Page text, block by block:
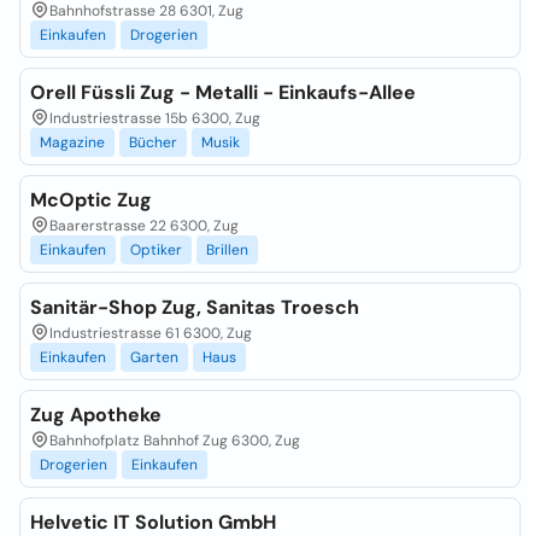
Bahnhofstrasse 28 6301, Zug
Einkaufen
Drogerien
Orell Füssli Zug - Metalli - Einkaufs-Allee
Industriestrasse 15b 6300, Zug
Magazine
Bücher Musik
McOptic Zug
Baarerstrasse 22 6300, Zug
Einkaufen
Optiker Brillen
Sanitär-Shop Zug, Sanitas Troesch
Industriestrasse 61 6300, Zug
Einkaufen
Garten Haus
Zug Apotheke
Bahnhofplatz Bahnhof Zug 6300, Zug
Drogerien
Einkaufen
Helvetic IT Solution GmbH